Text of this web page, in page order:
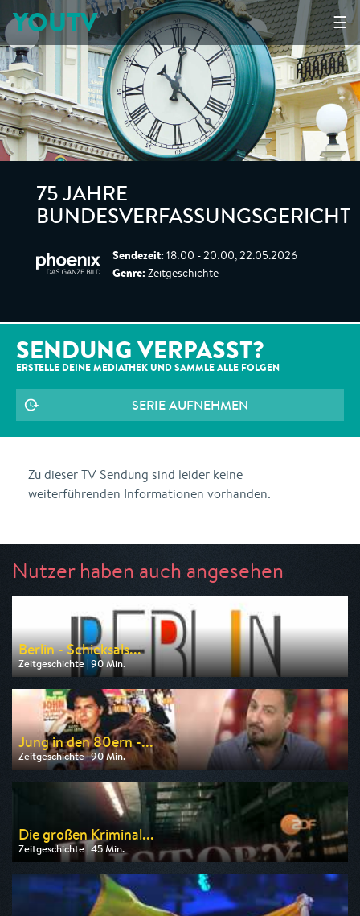
☰
YOUTV
75 JAHRE
BUNDESVERFASSUNGSGERICHT
Sendezeit: 18:00 - 20:00, 22.05.2026
Genre: Zeitgeschichte
SENDUNG VERPASST?
ERSTELLE DEINE MEDIATHEK UND SAMMLE ALLE FOLGEN
SERIE AUFNEHMEN
Zu dieser TV Sendung sind leider keine
weiterführenden Informationen vorhanden.
Nutzer haben auch angesehen
Berlin - Schicksals...
Zeitgeschichte | 90 Min.
Ausgestrahlt von rbb
am 11.08.2026, 20:15
Jung in den 80ern -...
Zeitgeschichte | 90 Min.
Ausgestrahlt von WDR
am 08.08.2026, 23:15
Die großen Kriminal...
Zeitgeschichte | 45 Min.
Ausgestrahlt von ZDF info
am 10.08.2026, 18:45